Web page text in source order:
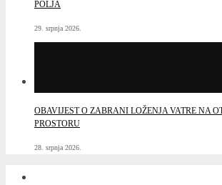
POLJA
29. srpnja 2026.
OBAVIJEST O ZABRANI LOŽENJA VATRE NA
PROSTORU
28. srpnja 2026.